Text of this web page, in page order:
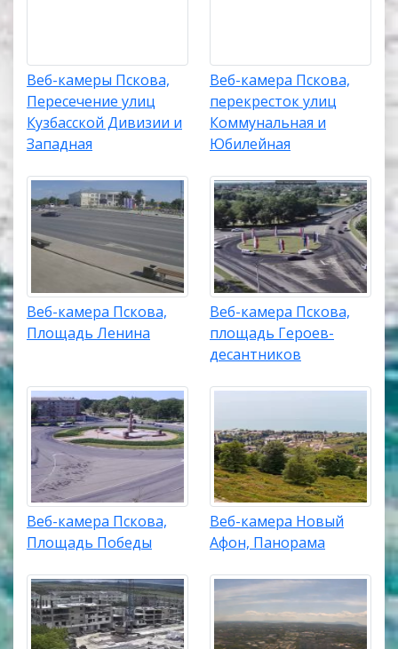
Веб-камеры Пскова,
Пересечение улиц
Кузбасской Дивизии и
Западная
Веб-камера Пскова,
перекресток улиц
Коммунальная и
Юбилейная
Веб-камера Пскова,
Площадь Ленина
Веб-камера Пскова,
площадь Героев-
десантников
Веб-камера Пскова,
Площадь Победы
Веб-камера Новый
Афон, Панорама